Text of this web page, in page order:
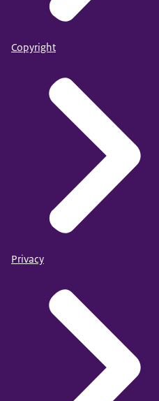
Copyright
Privacy